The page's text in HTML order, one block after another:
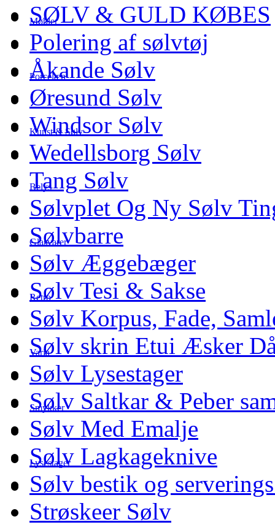
Møbler
Porcelæn
Kunst & Sølv
Belys
Glasvarer
Retro
Varia
Smykker
Lysestager
SØLV & GULD KØBES
Polering af sølvtøj
Åkande Sølv
Øresund Sølv
Windsor Sølv
Wedellsborg Sølv
Tang Sølv
Sølvplet Og Ny Sølv
Sølvbarre
Sølv Æggebæger
Sølv Tesi & Sakse
Sølv Korpus, Fade,
Sølv skrin Etui Æsker
Sølv Lysestager
Sølv Saltkar & Peber
Sølv Med Emalje
Sølv Lagkageknive
Sølv bestik og
Strøskeer Sølv